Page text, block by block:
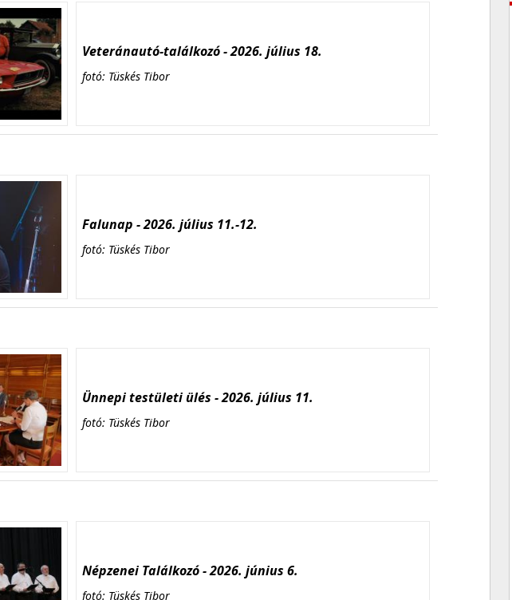
Veteránautó-találkozó - 2026. július 18.
fotó: Tüskés Tibor
Falunap - 2026. július 11.-12.
fotó: Tüskés Tibor
Ünnepi testületi ülés - 2026. július 11.
fotó: Tüskés Tibor
Népzenei Találkozó - 2026. június 6.
fotó: Tüskés Tibor